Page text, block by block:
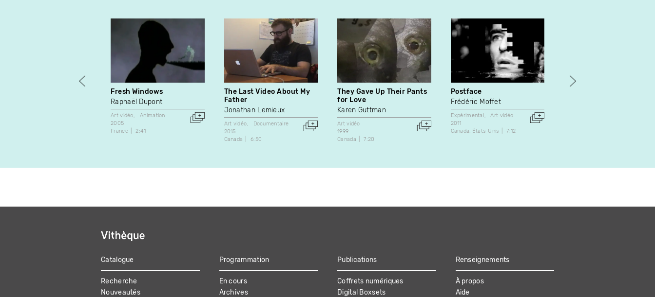
Fresh Windows
Raphaël Dupont
Art vidéo
Animation
2005
France
2:41
The Last Video About My
Father
Jonathan Lemieux
Art vidéo
Documentaire
2015
Canada
6:50
They Gave Up Their Pants
for Love
Karen Guttman
Art vidéo
1999
Canada
7:20
Postface
Frédéric Moffet
Expérimental
Art vidéo
2011
Canada
États-Unis 7:12
MAIN
NAVIGATION
Catalogue
Recherche
Nouveautés
Programmation
En cours
Archives
Publications
Coffrets numériques
Digital Boxsets
Renseignements
À propos
Aide